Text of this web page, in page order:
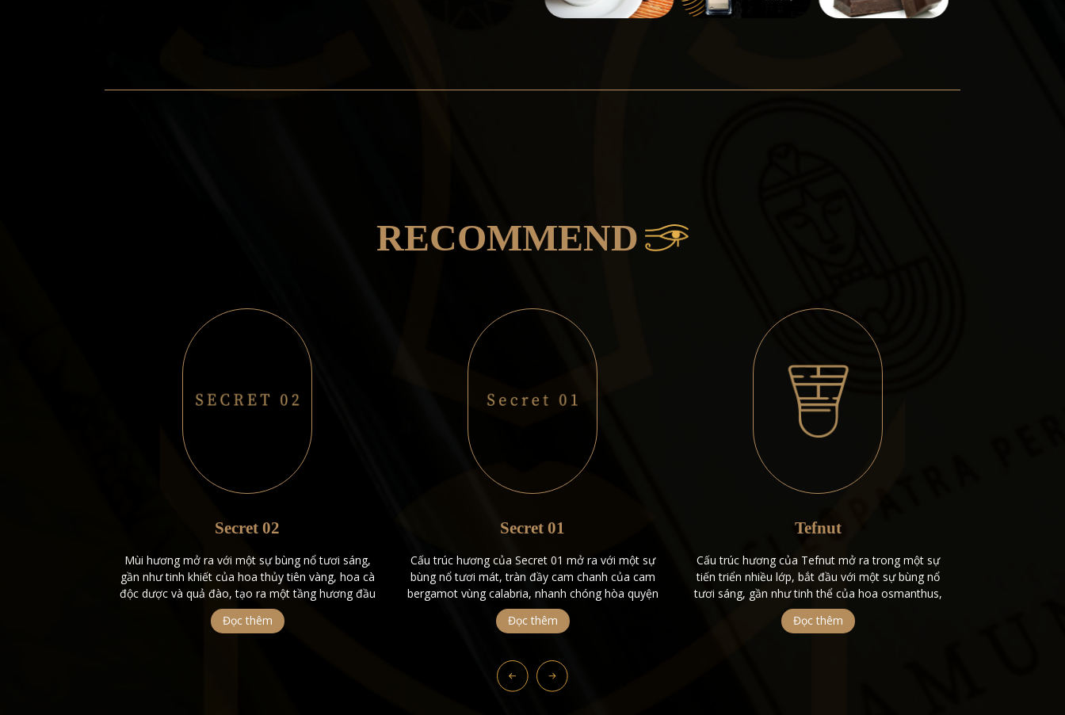
RECOMMEND
Secret 02
Mùi hương mở ra với một sự bùng nổ tươi sáng,
gần như tinh khiết của hoa thủy tiên vàng, hoa cà
độc dược và quả đào, tạo ra một tầng hương đầu
thoáng đãng, gần như tinh khiết gợi ý về một khu
vườn tràn ngập ánh nắng. Khi nước hoa lắng
Đọc thêm
Secret 01
Cấu trúc hương của Secret 01 mở ra với một sự
bùng nổ tươi mát, tràn đầy cam chanh của cam
bergamot vùng calabria, nhanh chóng hòa quyện
với vị cay nồng của tiêu đen, tạo ra cảm giác tươi
mát, sống động. Khi mùi hương lắng xuống, phần
Đọc thêm
Tefnut
Cấu trúc hương của Tefnut mở ra trong một sự
tiến triển nhiều lớp, bắt đầu với một sự bùng nổ
tươi sáng, gần như tinh thể của hoa osmanthus,
quả đào và cam neroli, mang lại cảm giác ngọt
ngào và tươi mát của cam quýt ngay lập tức. Khi
Đọc thêm